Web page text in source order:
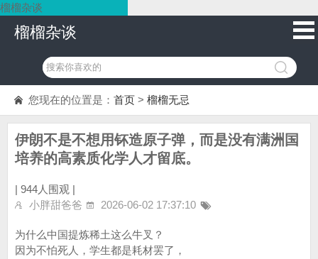
榴榴杂谈
榴榴杂谈
您现在的位置是： 首页 > 榴榴无忌
伊朗不是不想用钚造原子弹，而是没有满洲国
培养的高素质化学人才留底。
| 944人围观 |
小胖甜爸爸
2026-06-02 17:37:10
为什么中国提炼稀土这么牛叉？
因为不怕死人，学生都是耗材罢了，